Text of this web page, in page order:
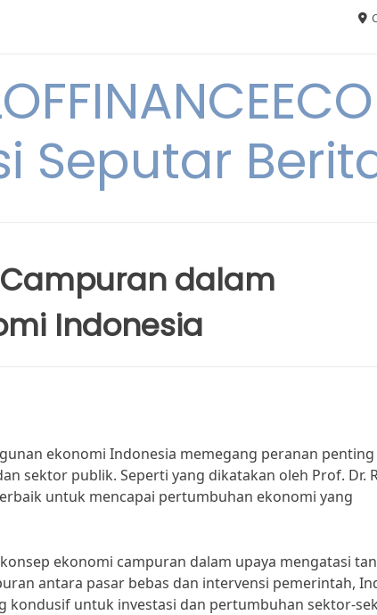
Seputar
Campuran dalam
Indonesia
ekonomi Indonesia memegang peranan
sektor publik. Seperti yang dikatakan oleh Prof. Dr.
untuk mencapai pertumbuhan ekonomi yang
ekonomi campuran dalam upaya mengatasi
antara pasar bebas dan intervensi pemerintah,
kondusif untuk investasi dan pertumbuhan sektor-